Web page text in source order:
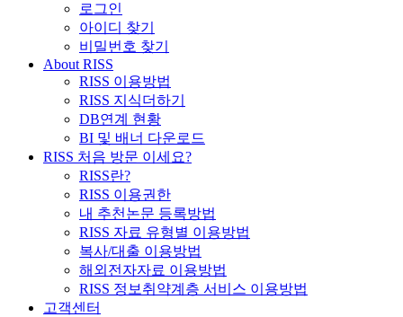
로그인
아이디 찾기
비밀번호 찾기
About RISS
RISS 이용방법
RISS 지식더하기
DB연계 현황
BI 및 배너 다운로드
RISS 처음 방문 이세요?
RISS란?
RISS 이용권한
내 추천논문 등록방법
RISS 자료 유형별 이용방법
복사/대출 이용방법
해외전자자료 이용방법
RISS 정보취약계층 서비스 이용방법
고객센터